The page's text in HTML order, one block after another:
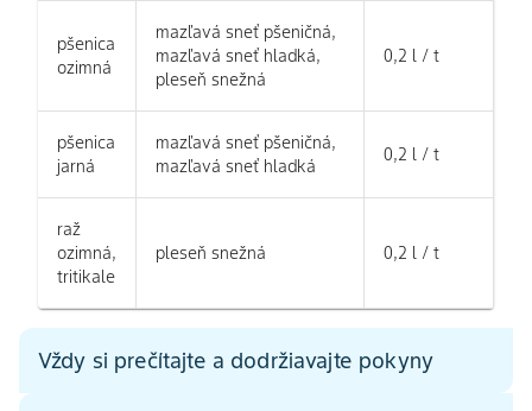
pšenica
ozimná
mazľavá sneť pšeničná,
mazľavá sneť hladká,
pleseň snežná
0,2 l / t
pšenica
jarná
mazľavá sneť pšeničná,
mazľavá sneť hladká
0,2 l / t
raž
ozimná,
tritikale
pleseň snežná 0,2 l / t
Vždy si prečítajte a dodržiavajte pokyny